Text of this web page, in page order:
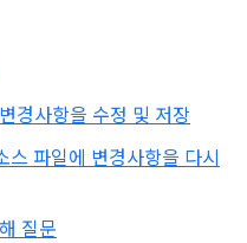
경사항을 수정 및 저장
파일에 변경사항을 다시
질문